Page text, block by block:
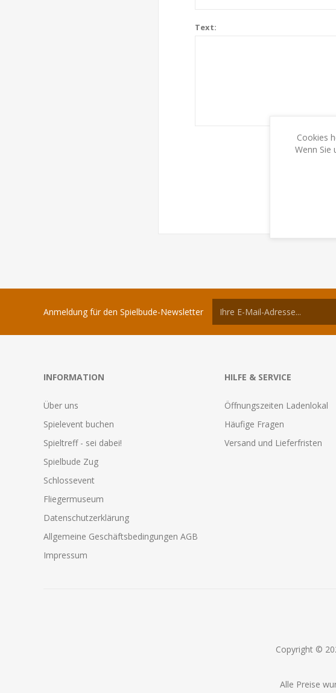
Text:
Anmeldung für den Spielbude-Newsletter
INFORMATION
Über uns
Spielevent buchen
Spieltreff - sei dabei!
Spielbude Zug
Schlossevent
Fliegermuseum
Datenschutzerklärung
Allgemeine Geschäftsbedingungen AGB
Impressum
HILFE & SERVICE
Öffnungszeiten Ladenlokal
Häufige Fragen
Versand und Lieferfristen
Copyright ©
Alle Preise
Cookies
Wenn Sie